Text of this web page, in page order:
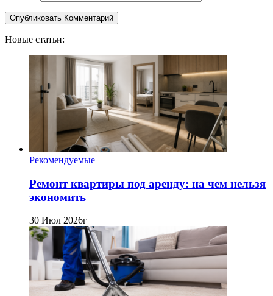
Новые статьи:
Рекомендуемые
Ремонт квартиры под аренду: на чем нельзя
экономить
30 Июл 2026г